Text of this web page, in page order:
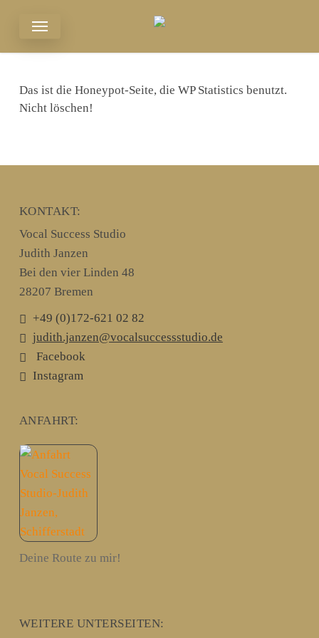
Menu
Das ist die Honeypot-Seite, die WP Statistics benutzt.
Nicht löschen!
KONTAKT:
Vocal Success Studio
Judith Janzen
Bei den vier Linden 48
28207 Bremen
+49 (0)172-621 02 82
judith.janzen@vocalsuccessstudio.de
Facebook
Instagram
ANFAHRT:
Deine Route zu mir!
WEITERE UNTERSEITEN: